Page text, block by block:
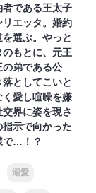
である王太子
エッタ。婚約
選ぶ。やっと
もとに、元王
弟である公
としてこいと
愛し喧噪を嫌
界に姿を現さ
示で向かった
で…！？
溺愛